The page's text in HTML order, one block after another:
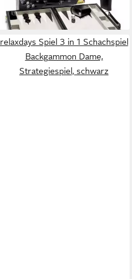
relaxdays Spiel 3 in 1 Schachspiel
Backgammon Dame,
Strategiespiel, schwarz